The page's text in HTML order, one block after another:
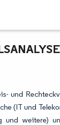
–
und
(IT und
und weitere)